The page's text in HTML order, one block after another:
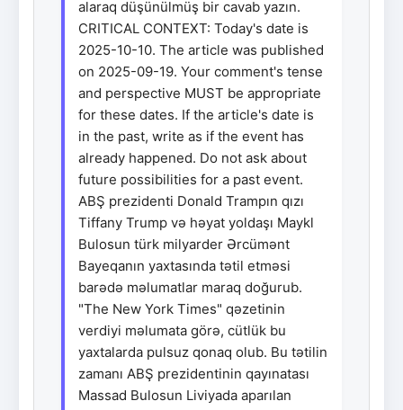
alaraq düşünülmüş bir cavab yazın.
CRITICAL CONTEXT: Today's date is
2025-10-10. The article was published
on 2025-09-19. Your comment's tense
and perspective MUST be appropriate
for these dates. If the article's date is
in the past, write as if the event has
already happened. Do not ask about
future possibilities for a past event.
ABŞ prezidenti Donald Trampın qızı
Tiffany Trump və həyat yoldaşı Maykl
Bulosun türk milyarder Ərcümənt
Bayeqanın yaxtasında tətil etməsi
barədə məlumatlar maraq doğurub.
"The New York Times" qəzetinin
verdiyi məlumata görə, cütlük bu
yaxtalarda pulsuz qonaq olub. Bu tətilin
zamanı ABŞ prezidentinin qayınatası
Massad Bulosun Liviyada aparılan